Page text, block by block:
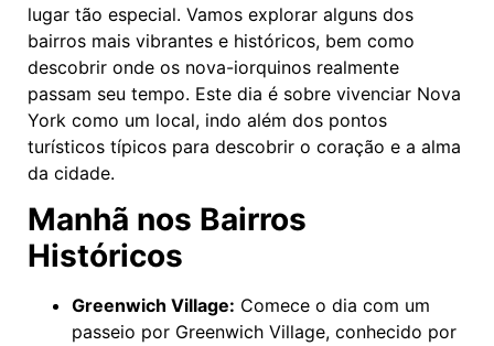
lugar tão especial. Vamos explorar alguns dos
bairros mais vibrantes e históricos, bem como
descobrir onde os nova-iorquinos realmente
passam seu tempo. Este dia é sobre vivenciar Nova
York como um local, indo além dos pontos
turísticos típicos para descobrir o coração e a alma
da cidade.
Manhã nos Bairros
Históricos
Greenwich Village: Comece o dia com um
passeio por Greenwich Village, conhecido por